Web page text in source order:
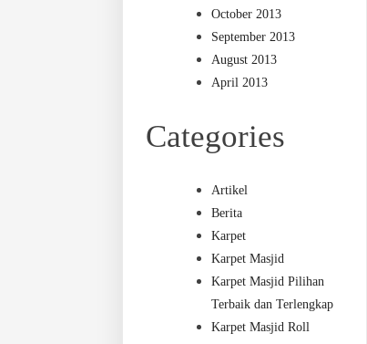
October 2013
September 2013
August 2013
April 2013
Categories
Artikel
Berita
Karpet
Karpet Masjid
Karpet Masjid Pilihan
Terbaik dan Terlengkap
Karpet Masjid Roll